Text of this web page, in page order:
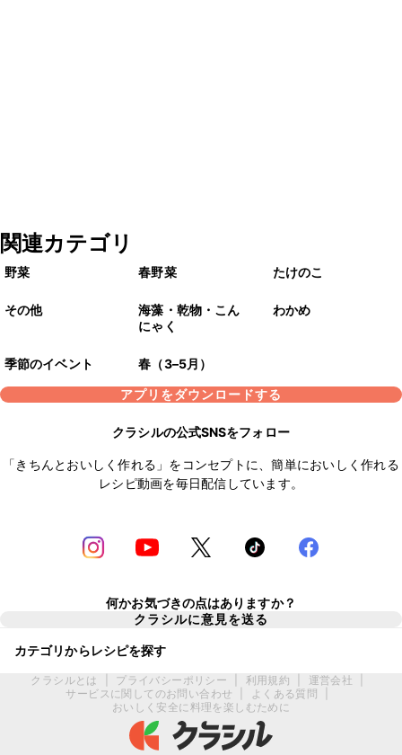
関連カテゴリ
野菜 春野菜 たけのこ
その他
海藻・乾物・こん
にゃく
わかめ
季節のイベント
春（3–5月）
アプリをダウンロードする
クラシルの公式SNSをフォロー
「きちんとおいしく作れる」をコンセプトに、簡単においしく作れる
レシピ動画を毎日配信しています。
何かお気づきの点はありますか？
クラシルに意見を送る
カテゴリからレシピを探す
クラシルとは プライバシーポリシー 利用規約 運営会社
サービスに関してのお問い合わせ
よくある質問
おいしく安全に料理を楽しむために